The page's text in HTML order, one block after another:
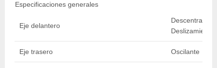
Especificaciones generales
Eje delantero
Deslizamiento
Eje trasero Oscilante